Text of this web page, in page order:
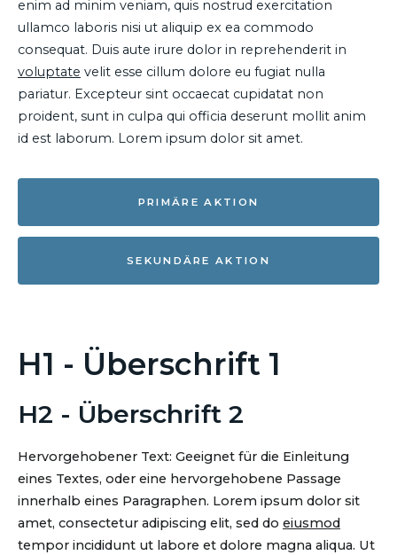
enim ad minim veniam, quis nostrud exercitation
ullamco laboris nisi ut aliquip ex ea commodo
consequat. Duis aute irure dolor in reprehenderit in
voluptate velit esse cillum dolore eu fugiat nulla
pariatur. Excepteur sint occaecat cupidatat non
proident, sunt in culpa qui officia deserunt mollit anim
id est laborum. Lorem ipsum dolor sit amet.
PRIMÄRE AKTION
SEKUNDÄRE AKTION
H1 - Überschrift 1
H2 - Überschrift 2
Hervorgehobener Text: Geeignet für die Einleitung
eines Textes, oder eine hervorgehobene Passage
innerhalb eines Paragraphen. Lorem ipsum dolor sit
amet, consectetur adipiscing elit, sed do eiusmod
tempor incididunt ut labore et dolore magna aliqua. Ut